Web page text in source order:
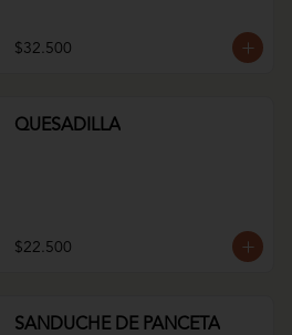
$32.500
QUESADILLA
$22.500
SANDUCHE DE PANCETA